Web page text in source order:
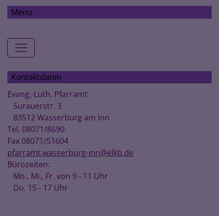
Menü
Hauptnavigation
Kontaktdaten
Evang.-Luth. Pfarramt
Surauerstr. 3
83512 Wasserburg am Inn
Tel. 08071/8690
Fax 08071/51604
pfarramt.wasserburg-inn@elkb.de
Bürozeiten:
Mo., Mi., Fr. von 9 - 11 Uhr
Do. 15 - 17 Uhr